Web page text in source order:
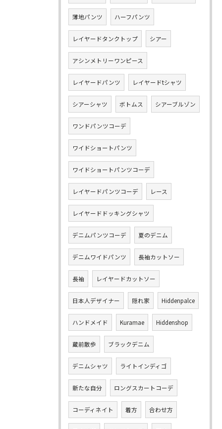
薄地パンツ ハーフパンツ
レイヤードタンクトップ シアー
アシンメトリーワンピース
レイヤードパンツ レイヤードtシャツ
シアーシャツ ボトムス シアーブルゾン
ワンドパンツコーデ
ワイドショートパンツ
ワイドショートパンツコーデ
レイヤードパンツコーデ レース
レイヤードドッキングシャツ
デニムパンツコーデ 夏のデニム
デニムワイドパンツ 長袖カットソー
長袖 レイヤードカットソー
日本人デザイナー 隠れ家 Hiddenpalce
ハンドメイド Kuramae Hiddenshop
蔵前散歩 ブラックデニム
デニムシャツ ライトインディゴ
新たな自分 ロングスカートコーデ
コーディネイト 着方 合わせ方